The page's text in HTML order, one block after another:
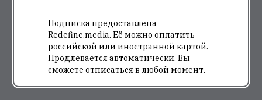
Подписка предоставлена
Redefine.media. Её можно оплатить
российской или иностранной картой.
Продлевается автоматически. Вы
сможете отписаться в любой момент.